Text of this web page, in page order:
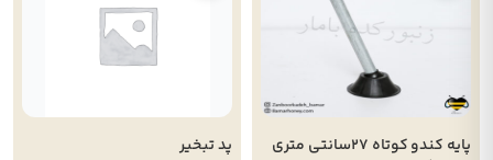
پایه کندو کوتاه 27سانتی متری
پد تبخیر